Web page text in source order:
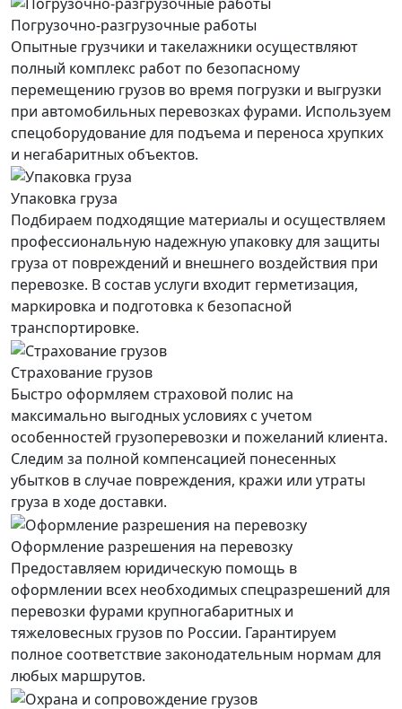
Погрузочно-разгрузочные работы
Опытные грузчики и такелажники осуществляют
полный комплекс работ по безопасному
перемещению грузов во время погрузки и выгрузки
при автомобильных перевозках фурами. Используем
спецоборудование для подъема и переноса хрупких
и негабаритных объектов.
Упаковка груза
Подбираем подходящие материалы и осуществляем
профессиональную надежную упаковку для защиты
груза от повреждений и внешнего воздействия при
перевозке. В состав услуги входит герметизация,
маркировка и подготовка к безопасной
транспортировке.
Страхование грузов
Быстро оформляем страховой полис на
максимально выгодных условиях с учетом
особенностей грузоперевозки и пожеланий клиента.
Следим за полной компенсацией понесенных
убытков в случае повреждения, кражи или утраты
груза в ходе доставки.
Оформление разрешения на перевозку
Предоставляем юридическую помощь в
оформлении всех необходимых спецразрешений для
перевозки фурами крупногабаритных и
тяжеловесных грузов по России. Гарантируем
полное соответствие законодательным нормам для
любых маршрутов.